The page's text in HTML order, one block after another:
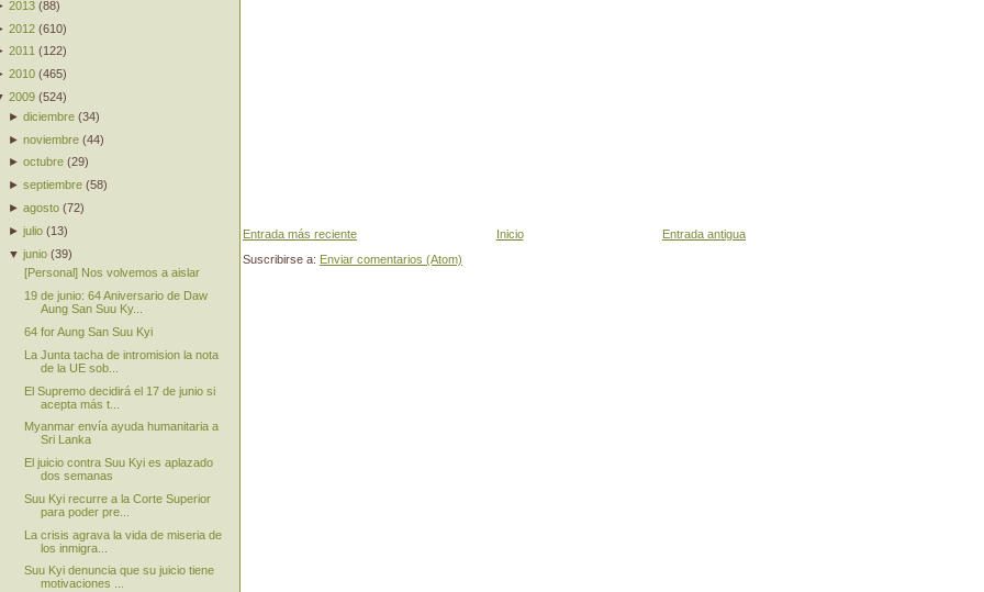
Entrada más reciente Entrada antigua
Inicio
Suscribirse a: Enviar comentarios (Atom)
2013 (88)
2012 (610)
2011 (122)
2010 (465)
2009 (524)
►diciembre (34)
►noviembre (44)
►octubre (29)
►septiembre (58)
►agosto (72)
►julio (13)
▼junio (39)
[Personal] Nos volvemos a aislar
19 de junio: 64 Aniversario de Daw
Aung San Suu Ky...
64 for Aung San Suu Kyi
La Junta tacha de intromision la nota
de la UE sob...
El Supremo decidirá el 17 de junio si
acepta más t...
Myanmar envía ayuda humanitaria a
Sri Lanka
El juicio contra Suu Kyi es aplazado
dos semanas
Suu Kyi recurre a la Corte Superior
para poder pre...
La crisis agrava la vida de miseria de
los inmigra...
Suu Kyi denuncia que su juicio tiene
motivaciones ...